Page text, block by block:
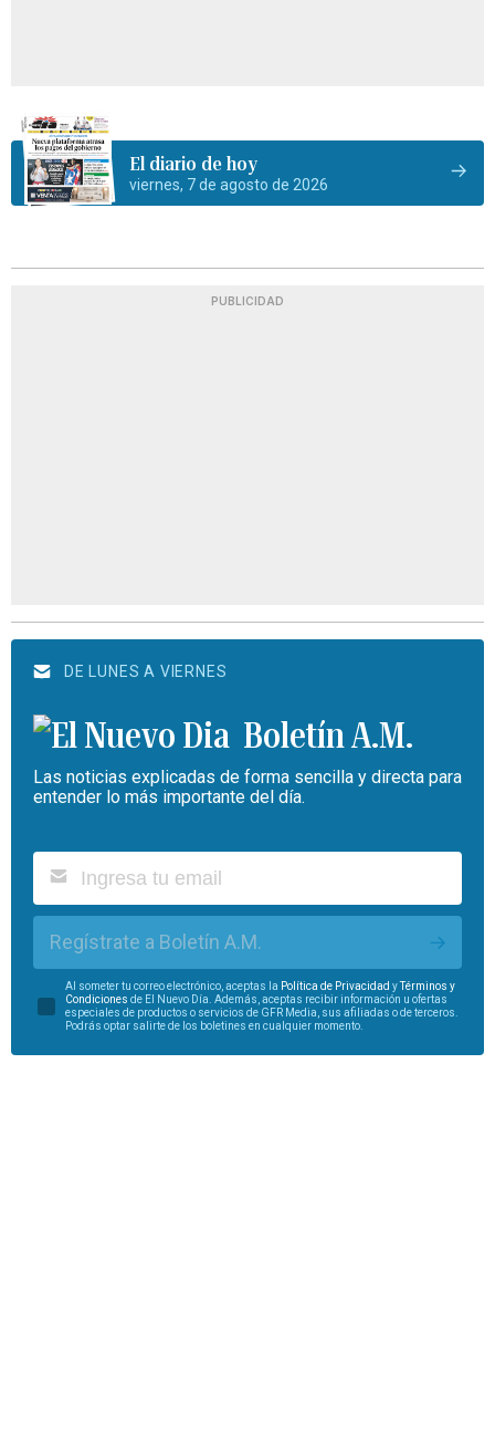
El diario de hoy
viernes, 7 de agosto de 2026
PUBLICIDAD
DE LUNES A VIERNES
Boletín A.M.
Las noticias explicadas de forma sencilla y directa para
entender lo más importante del día.
Regístrate a Boletín A.M.
Al someter tu correo electrónico, aceptas la Política de Privacidad y
Términos y
Condiciones de El Nuevo Día. Además, aceptas recibir información u ofertas
especiales de productos o servicios de GFR Media, sus afiliadas o de terceros.
Podrás optar salirte de los boletines en cualquier momento.